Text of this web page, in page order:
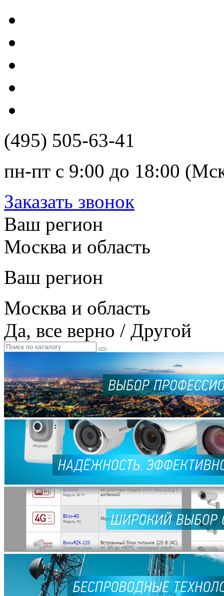
(495) 505-63-41
пн-пт с 9:00 до 18:00
Заказать звонок
Ваш регион
Москва и область
Ваш регион
Москва и область
Да, все верно / Другой